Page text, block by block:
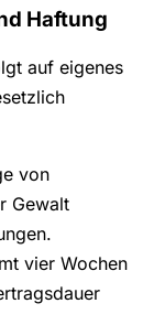
Haftung
auf eigenes
von
Gewalt
vier Wochen